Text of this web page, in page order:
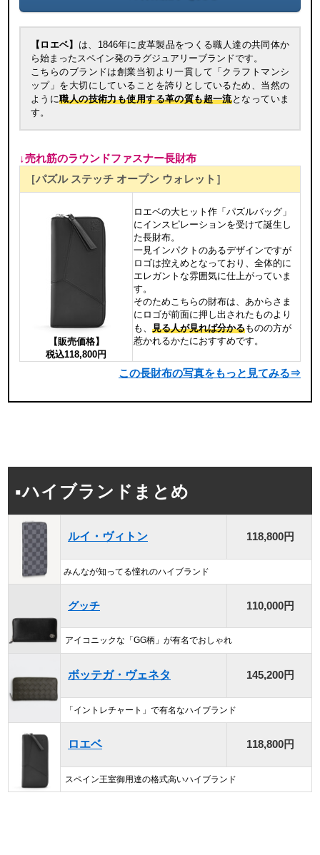
【ロエベ】 は、1846年に皮革製品をつくる職人達の共同体か
ら始まったスペイン発のラグジュアリーブランドです。
こちらのブランドは創業当初より一貫して「クラフトマンシ
ップ」を大切にしていることを誇りとしているため、当然の
ように職人の技術力も使用する革の質も超一流となっていま
す。
↓売れ筋のラウンドファスナー長財布
［パズル ステッチ オープン ウォレット］
【販売価格】
税込118,800円
ロエベの大ヒット作「パズルバッグ」
にインスピレーションを受けて誕生し
た長財布。
一見インパクトのあるデザインですが
ロゴは控えめとなっており、全体的に
エレガントな雰囲気に仕上がっていま
す。
そのためこちらの財布は、あからさま
にロゴが前面に押し出されたものより
も、 見る人が見れば分かるものの方が
惹かれるかたにおすすめです。
この長財布の写真をもっと見てみる⇒
▪ハイブランドまとめ
ルイ・ヴィトン 118,800円
みんなが知ってる憧れのハイブランド
グッチ 110,000円
アイコニックな「GG柄」が有名でおしゃれ
ボッテガ・ヴェネタ 145,200円
「イントレチャート」で有名なハイブランド
ロエベ 118,800円
スペイン王室御用達の格式高いハイブランド